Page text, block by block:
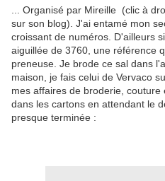
... Organisé par Mireille (clic à
sur son blog). J'ai entamé mon
croissant de numéros. D'ailleurs
aiguillée de 3760, une référence
preneuse. Je brode ce sal dans
maison, je fais celui de Vervaco
mes affaires de broderie,
dans les cartons en attendant le
presque terminée :